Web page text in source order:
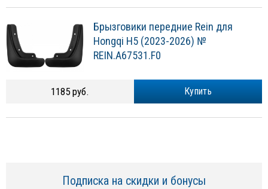
Брызговики передние Rein для
Hongqi H5 (2023-2026) №
REIN.A67531.F0
Купить
1185 руб.
Подписка на скидки и бонусы